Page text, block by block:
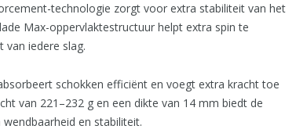
technologie zorgt voor extra stabiliteit van het
Max-oppervlaktestructuur helpt extra spin te
van iedere slag.
schokken efficiënt en voegt extra kracht toe
van 221–232 g en een dikte van 14 mm biedt de
en stabiliteit.